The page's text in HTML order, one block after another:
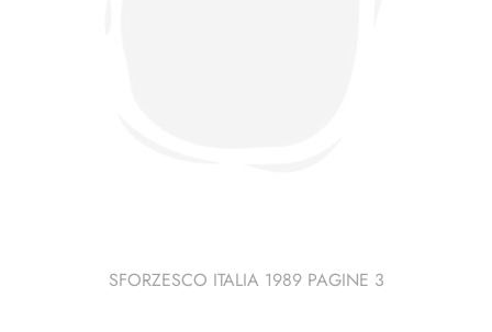
SFORZESCO ITALIA 1989 PAGINE 3